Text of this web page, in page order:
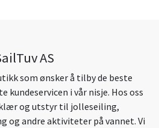
AS
som ønsker å tilby de beste
kundeservicen i vår nisje. Hos oss
klær og utstyr til jolleseiling,
og andre aktiviteter på vannet. Vi